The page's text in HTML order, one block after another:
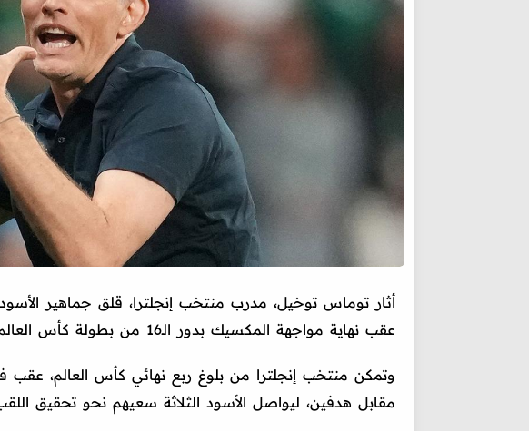
أثار توماس توخيل، مدرب منتخب إنجلترا، قلق جماهير
عقب نهاية مواجهة المكسيك بدور الـ16 من بطولة كأس العالم.
وتمكن منتخب إنجلترا من بلوغ ربع نهائي كأس العالم، عقب
مقابل هدفين، ليواصل الأسود الثلاثة سعيهم نحو تحقيق اللقب